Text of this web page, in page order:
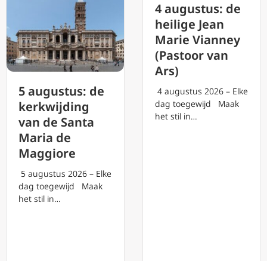
5 augustus: de
kerkwijding
van de Santa
Maria de
Maggiore
5 augustus 2026 – Elke
dag toegewijd Maak
het stil in…
4 augustus: de
heilige Jean
Marie Vianney
(Pastoor van
Ars)
4 augustus 2026 – Elke
dag toegewijd Maak
het stil in…